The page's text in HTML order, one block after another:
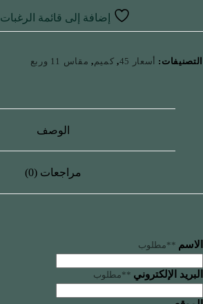
إضافة إلى قائمة الرغبات
التصنيفات: أسعار 45 , كميم , مقاس 11 وربع
الوصف
مراجعات (0)
الاسم **مطلوب
البريد الإلكتروني **مطلوب